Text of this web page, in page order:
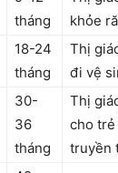
tháng
khỏe
18-24
tháng
Thị
đi vệ
30-
36
tháng
Thị
cho trẻ
truyền